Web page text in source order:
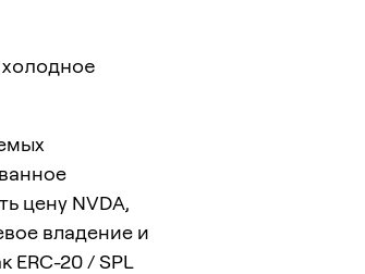
цену NVDA,
владение и
ERC-20 / SPL